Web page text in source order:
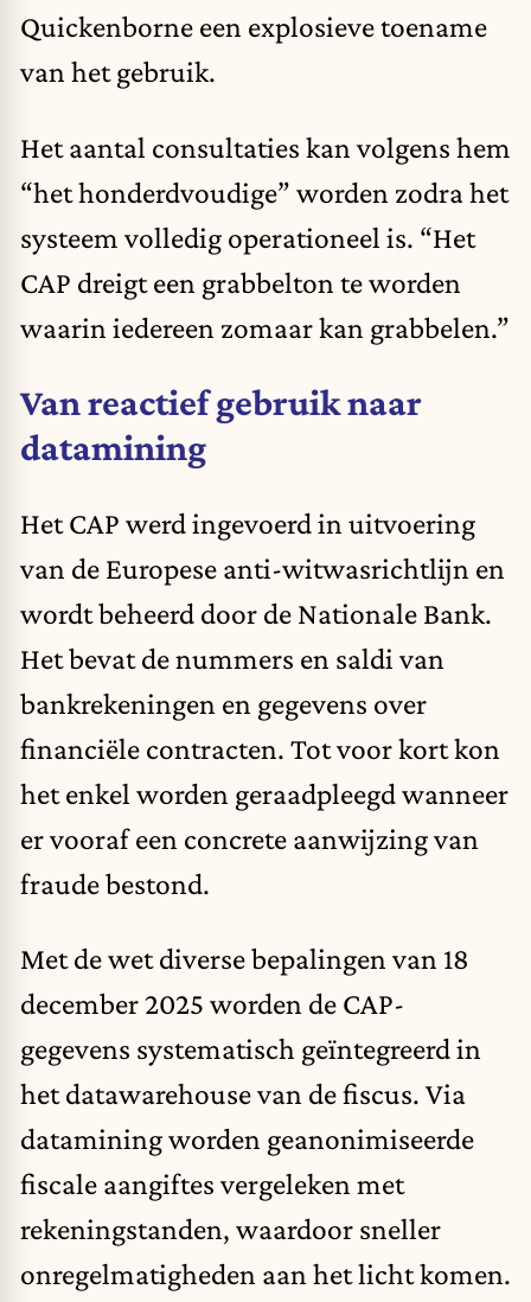
Quickenborne een explosieve toename
van het gebruik.
Het aantal consultaties kan volgens hem
“het honderdvoudige” worden zodra het
systeem volledig operationeel is. “Het
CAP dreigt een grabbelton te worden
waarin iedereen zomaar kan grabbelen.”
Van reactief gebruik naar
datamining
Het CAP werd ingevoerd in uitvoering
van de Europese anti-witwasrichtlijn en
wordt beheerd door de Nationale Bank.
Het bevat de nummers en saldi van
bankrekeningen en gegevens over
financiële contracten. Tot voor kort kon
het enkel worden geraadpleegd wanneer
er vooraf een concrete aanwijzing van
fraude bestond.
Met de wet diverse bepalingen van 18
december 2025 worden de CAP-
gegevens systematisch geïntegreerd in
het datawarehouse van de fiscus. Via
datamining worden geanonimiseerde
fiscale aangiftes vergeleken met
rekeningstanden, waardoor sneller
onregelmatigheden aan het licht komen.